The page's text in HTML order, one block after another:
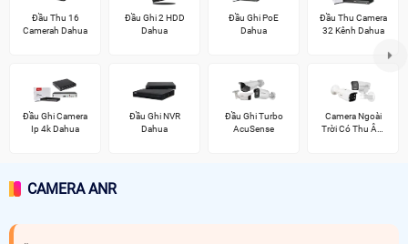
Đầu Thu 16
Camerah Dahua
Đầu Ghi 2 HDD
Dahua
Đầu Ghi PoE
Dahua
Đầu Thu Camera
32 Kênh Dahua
Đầu Ghi Camera
Ip 4k Dahua
Đầu Ghi NVR
Dahua
Đầu Ghi Turbo
AcuSense
Camera Ngoài
Trời Có Thu Âm
CAMERA ANR